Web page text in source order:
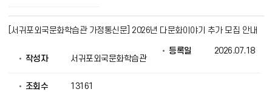
[서귀포외국문화학습관 가정통신문] 2026년 다문화이야기 추가 모집 안내
작성자 서귀포외국문화학습관
등록일 2026.07.18
조회수 13161